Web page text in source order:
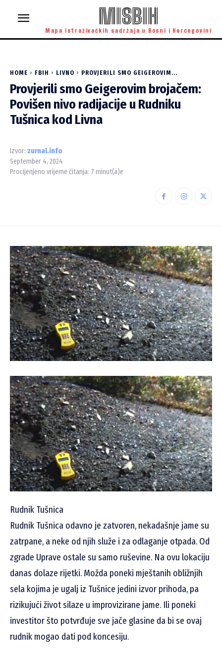
MISBIH
Mapa istraživačkih sadržaja u Bosni i Hercegovini
HOME FBIH LIVNO PROVJERILI SMO GEIGEROVIM...
Provjerili smo Geigerovim brojačem:
Povišen nivo radijacije u Rudniku
Tušnica kod Livna
Izvor: zurnal.info
September 4, 2024
Procijenjeno vrijeme čitanja: 7 minut(a)e
Rudnik Tušnica
Rudnik Tušnica odavno je zatvoren, nekadašnje jame su
zatrpane, a neke od njih služe i za odlaganje otpada. Od
zgrade Uprave ostale su samo ruševine. Na ovu lokaciju
danas dolaze rijetki. Možda poneki mještanih obližnjih
sela kojima je ugalj iz Tušnice jedini izvor prihoda, pa
rizikujući život silaze u improvizirane jame. Ili poneki
investitor što potvrđuje sve jače glasine da bi se ovaj
rudnik mogao dati pod koncesiju.